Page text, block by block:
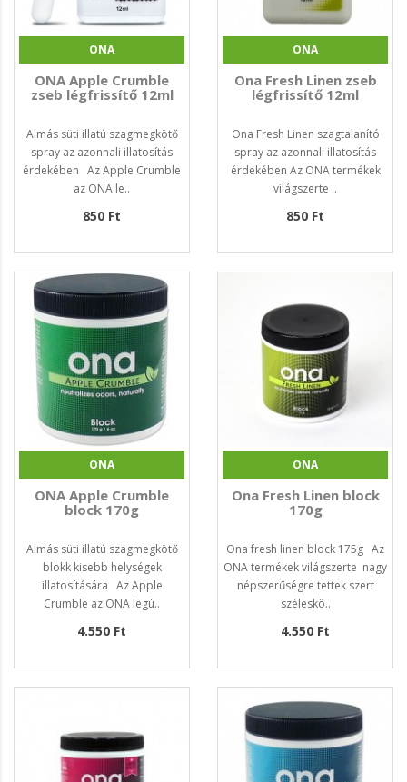
ONA
ONA Apple Crumble
zseb légfrissítő 12ml
Almás süti illatú szagmegkötő
spray az azonnali illatosítás
érdekében Az Apple Crumble
az ONA le..
850 Ft
ONA
Ona Fresh Linen zseb
légfrissítő 12ml
Ona Fresh Linen szagtalanító
spray az azonnali illatosítás
érdekében Az ONA termékek
világszerte ..
850 Ft
ONA
ONA Apple Crumble
block 170g
Almás süti illatú szagmegkötő
blokk kisebb helységek
illatosítására Az Apple
Crumble az ONA legú..
4.550 Ft
ONA
Ona Fresh Linen block
170g
Ona fresh linen block 175g Az
ONA termékek világszerte nagy
népszerűségre tettek szert
széleskö..
4.550 Ft